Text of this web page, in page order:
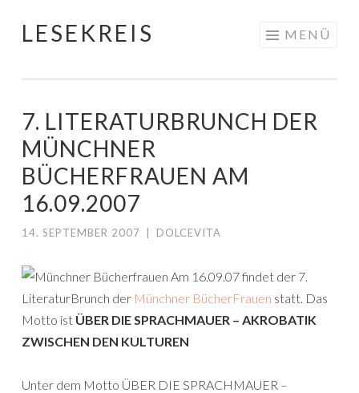
Springe
LESEKREIS MENÜ
7. LITERATURBRUNCH DER
MÜNCHNER
BÜCHERFRAUEN AM
16.09.2007
14. SEPTEMBER 2007 DOLCEVITA
Am 16.09.07 findet der 7.
LiteraturBrunch der Münchner BücherFrauen statt. Das
Motto ist ÜBER DIE SPRACHMAUER – AKROBATIK
ZWISCHEN DEN KULTUREN
Unter dem Motto ÜBER DIE SPRACHMAUER –